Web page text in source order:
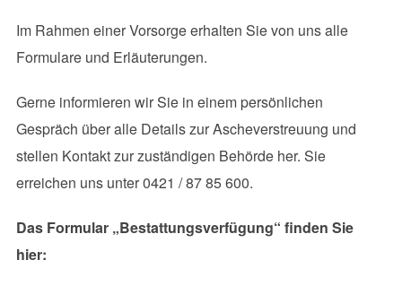
Im Rahmen einer Vorsorge erhalten Sie von uns alle
Formulare und Erläuterungen.
Gerne informieren wir Sie in einem persönlichen
Gespräch über alle Details zur Ascheverstreuung und
stellen Kontakt zur zuständigen Behörde her. Sie
erreichen uns unter 0421 / 87 85 600.
Das Formular „Bestattungsverfügung“ finden Sie
hier: